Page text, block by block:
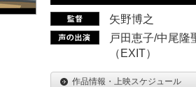
矢野博之
戸田恵子/中尾隆
（EXIT）
作品情報・上映スケジュール